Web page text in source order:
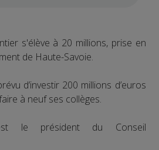
s'élève à 20 millions, prise en
de Haute-Savoie.
d’investir 200 millions d’euros
à neuf ses collèges.
le président du Conseil